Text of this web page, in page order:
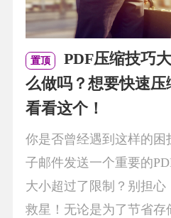
置顶
PDF压缩技巧
么做吗？想要快速
看看这个！
你是否曾经遇到这样的困
子邮件发送一个重要的
大小超过了限制？别担心
救星！无论是为了节省存